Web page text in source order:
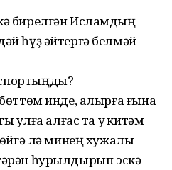
бирелгән Исламдың
һүҙ әйтергә белмәй
инде, алырға ғына
ҡулға алғас та уҡ китәм
лә минең хужалыҡ
тәрән һурылдырып эскә